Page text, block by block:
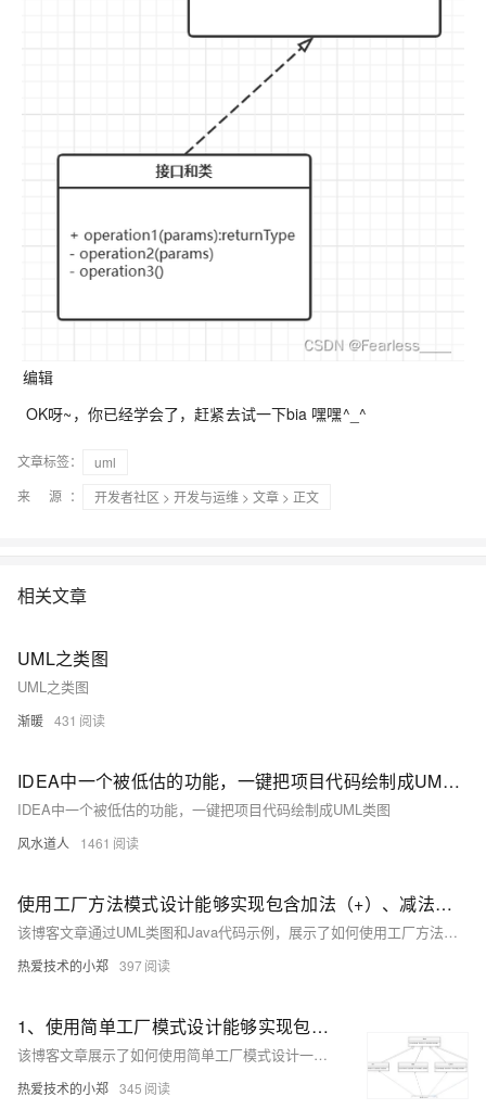
编辑
OK呀~，你已经学会了，赶紧去试一下bia 嘿嘿^_^
文章标签：
uml
来 源：
开发者社区 > 开发与运维 > 文章 > 正文
相关文章
UML之类图
UML之类图
渐暖 431
IDEA中一个被低估的功能，一键把项目代码绘制成UML类图
IDEA中一个被低估的功能，一键把项目代码绘制成UML类图
风水道人 1461
使用工厂方法模式设计能够实现包含加法（+）、减法（-）、乘法（*）、除法（/）四种运算的计算机程序，要求输入两个数和运算符，得到运算结果。要求使用相关的工具绘制UML类图并严格按照类图的设计编写程序实
该博客文章通过UML类图和Java代码示例，展示了如何使用工厂方法模式设计一个支持加法、减法、乘法和除法运算的计算机程序，并严格按照类图设计实现程序。
热爱技术的小郑 397
1、使用简单工厂模式设计能够实现包含加法（+）、减法（-）、乘法（*）、除法（/）四种运算的计算机程序，要求输入两个数和运算符，得到运算结果。要求使用相关的工具绘制UML类图并严格按照类图的设计编写程
该博客文章展示了如何使用简单工厂模式设计一个程序，该程序能够根据用户输入的运算符（加、减、乘、除）对两个数进行计算，并提供了相应的UML类图和Java源码实现。
热爱技术的小郑 345